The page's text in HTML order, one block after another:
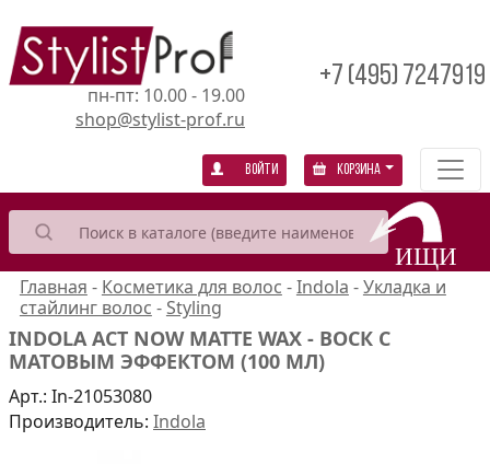
пн-пт: 10.00 - 19.00
shop@stylist-prof.ru
+7 (495) 7247919
Войти Корзина
Главная - Косметика для волос -Indola -Укладка и
стайлинг волос -Styling
INDOLA ACT NOW MATTE WAX - ВОСК С
МАТОВЫМ ЭФФЕКТОМ (100 МЛ)
Арт.: In-21053080
Производитель: Indola